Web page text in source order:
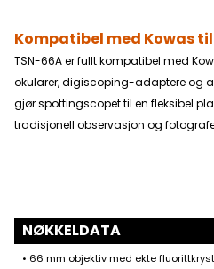
Kompatibel med Kowas
TSN-66A er fullt kompatibel med
okularer, digiscoping-adaptere og
gjør spottingscopet til en fleksibel
tradisjonell observasjon og
NØKKELDATA
• 66 mm objektiv med ekte